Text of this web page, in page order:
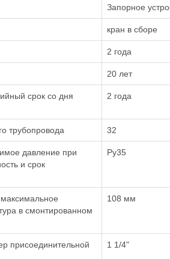
Запорное
кран в сборе
2 года
20 лет
срок со дня
2 года
трубопровода 32
давление при
и срок
Ру35
в смонтированном
108 мм
присоединительной
1 1/4"